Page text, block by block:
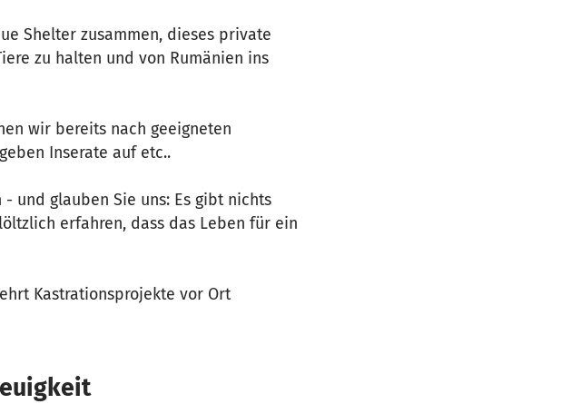
Shelter zusammen, dieses private
zu halten und von Rumänien ins
wir bereits nach geeigneten
Inserate auf etc..
und glauben Sie uns: Es gibt nichts
erfahren, dass das Leben für ein
Kastrationsprojekte vor Ort